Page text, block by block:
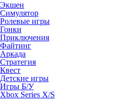
Экшен
Симулятор
Ролевые игры
Гонки
Приключения
Файтинг
Аркада
Стратегия
Квест
Детские игры
Игры Б/У
Xbox Series X/S